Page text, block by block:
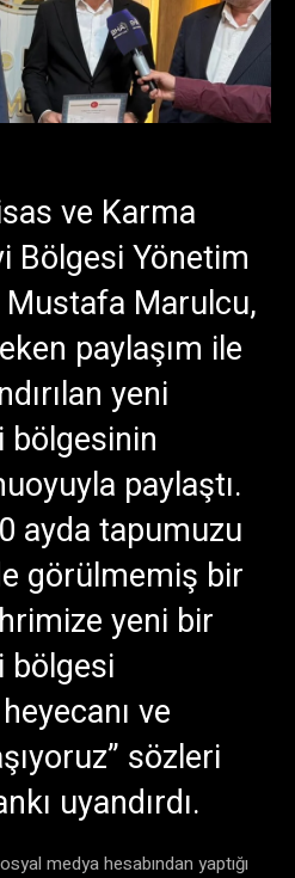
ve Karma
Bölgesi Yönetim
Mustafa Marulcu,
paylaşım ile
yeni
bölgesinin
paylaştı.
ayda tapumuzu
görülmemiş bir
yeni bir
bölgesi
ve
sözleri
uyandırdı.
medya hesabından yaptığı